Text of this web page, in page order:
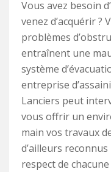
Vous avez besoin
venez d’acquérir ?
problèmes
entraînent une
système
entreprise
Lanciers peut
vous offrir un
main vos travaux
d’ailleurs
respect de